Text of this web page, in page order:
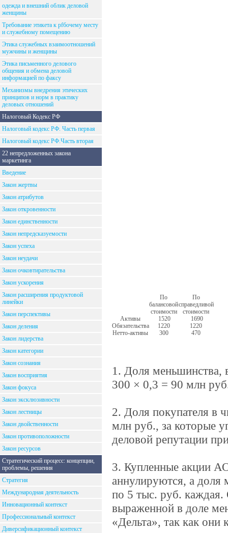
одежда и внешний облик деловой
женщины
Требование этикета к рfбочему месту
и служебному помещению
Этика служебных взаимоотношений
мужчины и женщины
Этика письменного делового
общения и обмена деловой
информацией по факсу
Механизмы внедрения этических
принципов и норм в практику
деловых отношений
Налоговый Кодекс РФ
Налоговый кодекс РФ. Часть первая
Налоговый кодекс РФ.Часть вторая
22 непредложенных закона
маркетинга
Введение
Закон жертвы
Закон атрибутов
Закон откровенности
Закон единственности
Закон непредсказуемости
Закон успеха
Закон неудачи
Закон очковтирательства
Закон ускорения
Закон расширения продуктовой
линейки
Закон перспективы
Закон деления
Закон лидерства
Закон категории
Закон сознания
Закон восприятия
Закон фокуса
Закон эксклюзивности
Закон лестницы
Закон двойственности
Закон противоположности
Закон ресурсов
Стратегический процесс: концепции,
проблемы, решения
Стратегия
Международная деятельность
Инновационный контекст
Профессиональный контекст
Диверсификационный контекст
По
балансовой
стоимости
По
справедливой
стоимости
Активы
1520
1690
Обязательства
1220
1220
Нетто-активы
300 470
1. Доля меньшинства,
300 × 0,3 = 90 млн
2. Доля покупателя в
млн руб., за которые
деловой репутации
3. Купленные акции
аннулируются, а доля
по 5 тыс. руб. каждая.
выраженной в доле
«Дельта», так как